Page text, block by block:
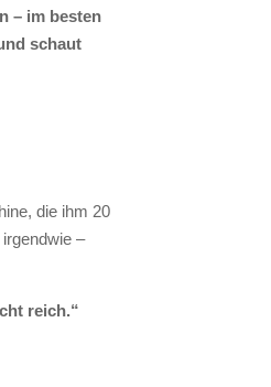
– im besten
schaut
die ihm 20
–
reich.“